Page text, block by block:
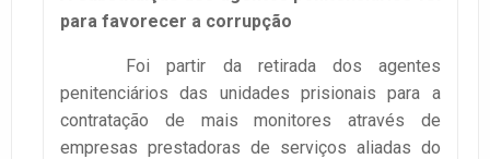
para favorecer a corrupção
Foi partir da retirada dos agentes
penitenciários das unidades prisionais para a
contratação de mais monitores através de
empresas prestadoras de serviços aliadas do